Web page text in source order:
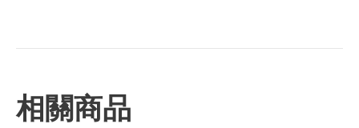
相關商品